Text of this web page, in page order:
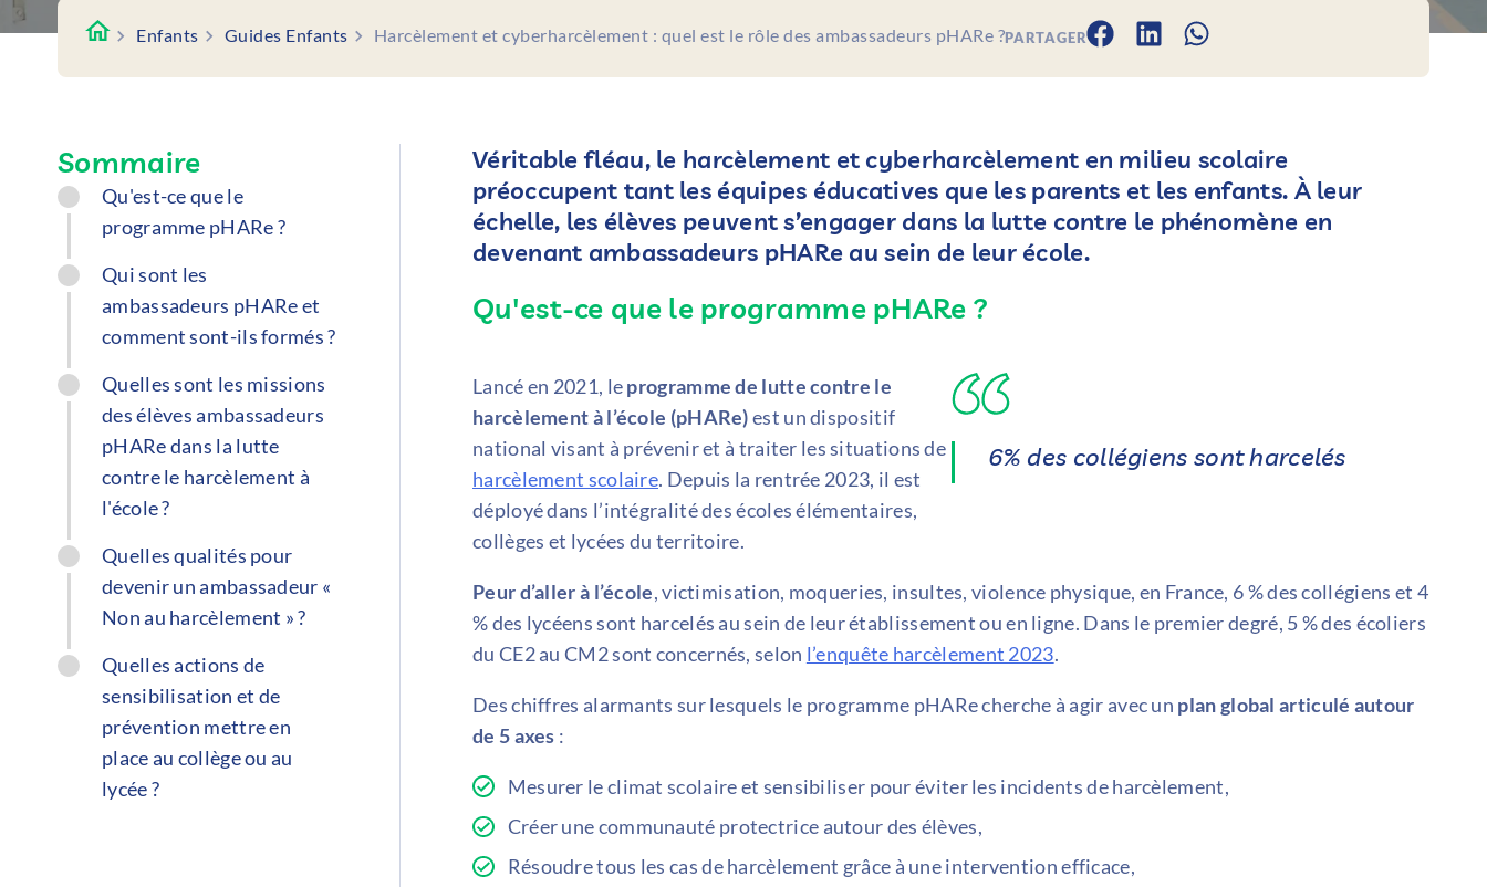
Enfants Guides Enfants Harcèlement et cyberharcèlement : quel est le rôle des ambassadeurs pHARe ?PARTAGER
Sommaire
Qu'est-ce que le
programme pHARe ?
Qui sont les
ambassadeurs pHARe et
comment sont-ils formés ?
Quelles sont les missions
des élèves ambassadeurs
pHARe dans la lutte
contre le harcèlement à
l'école ?
Quelles qualités pour
devenir un ambassadeur «
Non au harcèlement » ?
Quelles actions de
sensibilisation et de
prévention mettre en
place au collège ou au
lycée ?
Véritable fléau, le harcèlement et cyberharcèlement en milieu scolaire
préoccupent tant les équipes éducatives que les parents et les enfants. À leur
échelle, les élèves peuvent s’engager dans la lutte contre le phénomène en
devenant ambassadeurs pHARe au sein de leur école.
Qu'est-ce que le programme pHARe ?
Lancé en 2021, leprogramme de lutte contre le
harcèlement à l’école (pHARe)est un dispositif
national visant à prévenir et à traiter les situations de
harcèlement scolaire. Depuis la rentrée 2023, il est
déployé dans l’intégralité des écoles élémentaires,
collèges et lycées du territoire.
6% des collégiens sont harcelés
Peur d’aller à l’école, victimisation, moqueries, insultes, violence physique, en France, 6 % des collégiens et 4
% des lycéens sont harcelés au sein de leur établissement ou en ligne. Dans le premier degré, 5 % des écoliers
du CE2 au CM2 sont concernés, selon l’enquête harcèlement 2023.
Des chiffres alarmants sur lesquels le programme pHARe cherche à agir avec un plan global articulé autour
de 5 axes :
Mesurer le climat scolaire et sensibiliser pour éviter les incidents de harcèlement,
Créer une communauté protectrice autour des élèves,
Résoudre tous les cas de harcèlement grâce à une intervention efficace,